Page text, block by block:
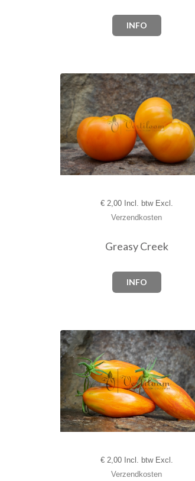
INFO
€2,00 Incl. btw Excl.
Verzendkosten
Greasy Creek
INFO
€2,00 Incl. btw Excl.
Verzendkosten